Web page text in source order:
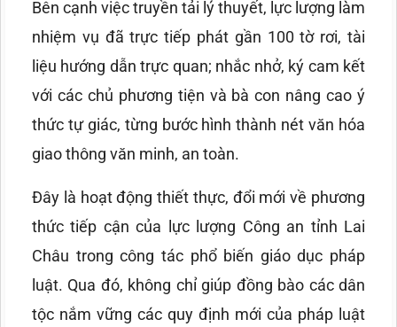
Bên cạnh việc truyền tải lý thuyết, lực lượng làm
nhiệm vụ đã trực tiếp phát gần 100 tờ rơi, tài
liệu hướng dẫn trực quan; nhắc nhở, ký cam kết
với các chủ phương tiện và bà con nâng cao ý
thức tự giác, từng bước hình thành nét văn hóa
giao thông văn minh, an toàn.
Đây là hoạt động thiết thực, đổi mới về phương
thức tiếp cận của lực lượng Công an tỉnh Lai
Châu trong công tác phổ biến giáo dục pháp
luật. Qua đó, không chỉ giúp đồng bào các dân
tộc nắm vững các quy định mới của pháp luật